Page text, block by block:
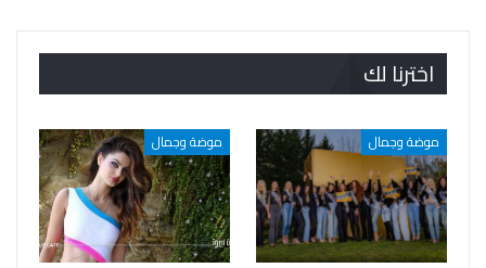
اخترنا لك
موضة وجمال موضة وجمال